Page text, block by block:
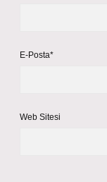
E-Posta*
Web Sitesi